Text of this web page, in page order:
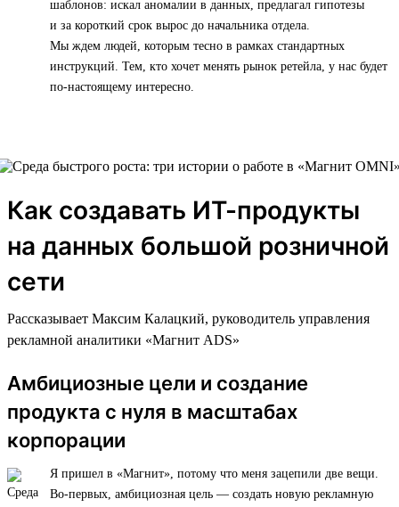
шаблонов: искал аномалии в данных, предлагал гипотезы
и за короткий срок вырос до начальника отдела.
Мы ждем людей, которым тесно в рамках стандартных
инструкций. Тем, кто хочет менять рынок ретейла, у нас будет
по-настоящему интересно.
Как создавать ИТ-продукты
на данных большой розничной
сети
Рассказывает Максим Калацкий, руководитель управления
рекламной аналитики «Магнит ADS»
Амбициозные цели и создание
продукта с нуля в масштабах
корпорации
Я пришел в «Магнит», потому что меня зацепили две вещи.
Во-первых, амбициозная цель — создать новую рекламную